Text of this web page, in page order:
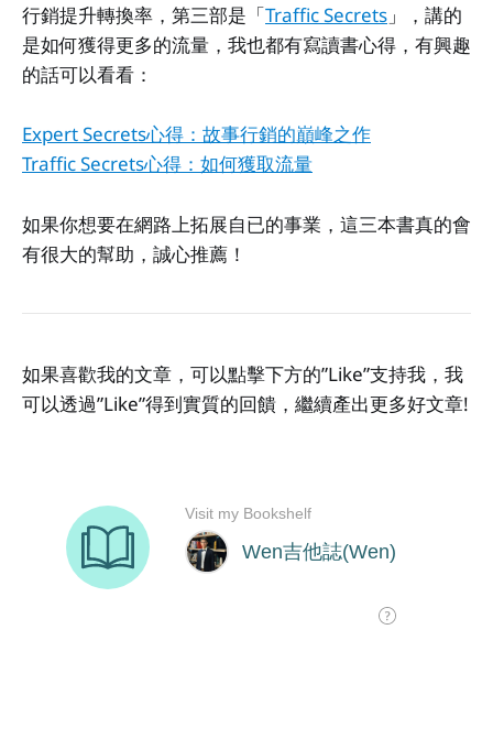
行銷提升轉換率，第三部是「Traffic Secrets 」，講的
是如何獲得更多的流量，我也都有寫讀書心得，有興趣
的話可以看看：
Expert Secrets心得：故事行銷的巔峰之作
Traffic Secrets心得：如何獲取流量
如果你想要在網路上拓展自已的事業，這三本書真的會
有很大的幫助，誠心推薦！
如果喜歡我的文章，可以點擊下方的”Like”支持我，我
可以透過”Like”得到實質的回饋，繼續產出更多好文章!